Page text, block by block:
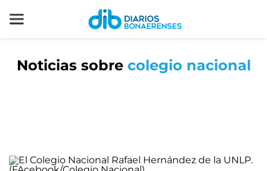
Noticias sobre colegio nacional